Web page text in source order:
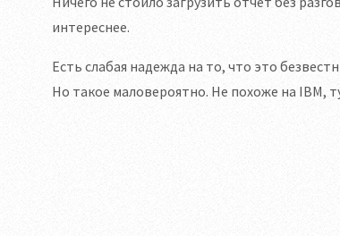
интереснее.
Есть слабая надежда на то, что это
Но такое маловероятно. Не похоже на IBM,